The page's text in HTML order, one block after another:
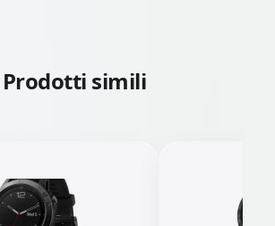
Prodotti simili